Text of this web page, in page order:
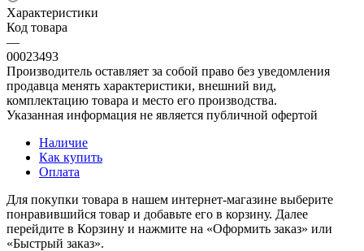
Характеристики
Код товара
—
00023493
Производитель оставляет за собой право без уведомления
продавца менять характеристики, внешний вид,
комплектацию товара и место его производства.
Указанная информация не является публичной офертой
Наличие
Как купить
Оплата
Для покупки товара в нашем интернет-магазине выберите
понравившийся товар и добавьте его в корзину. Далее
перейдите в Корзину и нажмите на «Оформить заказ» или
«Быстрый заказ».